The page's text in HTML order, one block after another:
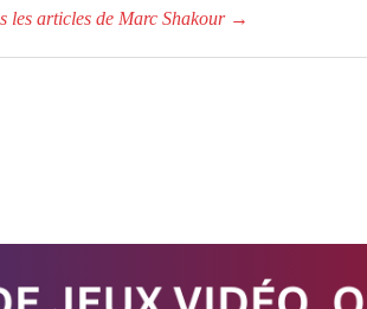
les articles de Marc Shakour →